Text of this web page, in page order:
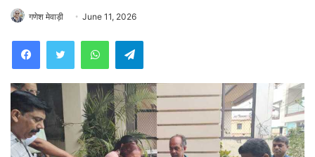
गणेश मेवाड़ी June 11, 2026
WhatsAppTelegram